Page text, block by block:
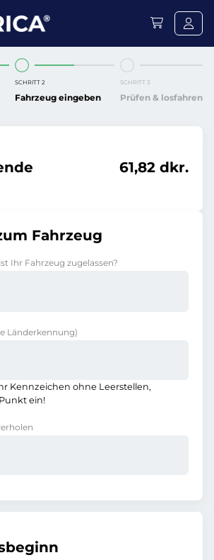
SCHRITT 2
Fahrzeug eingeben
SCHRITT 3
Prüfen & losfahren
61,82 dkr.
Fahrzeug
Ihr Fahrzeug zugelassen?
Länderkennung)
Kennzeichen ohne Leerstellen,
ein!